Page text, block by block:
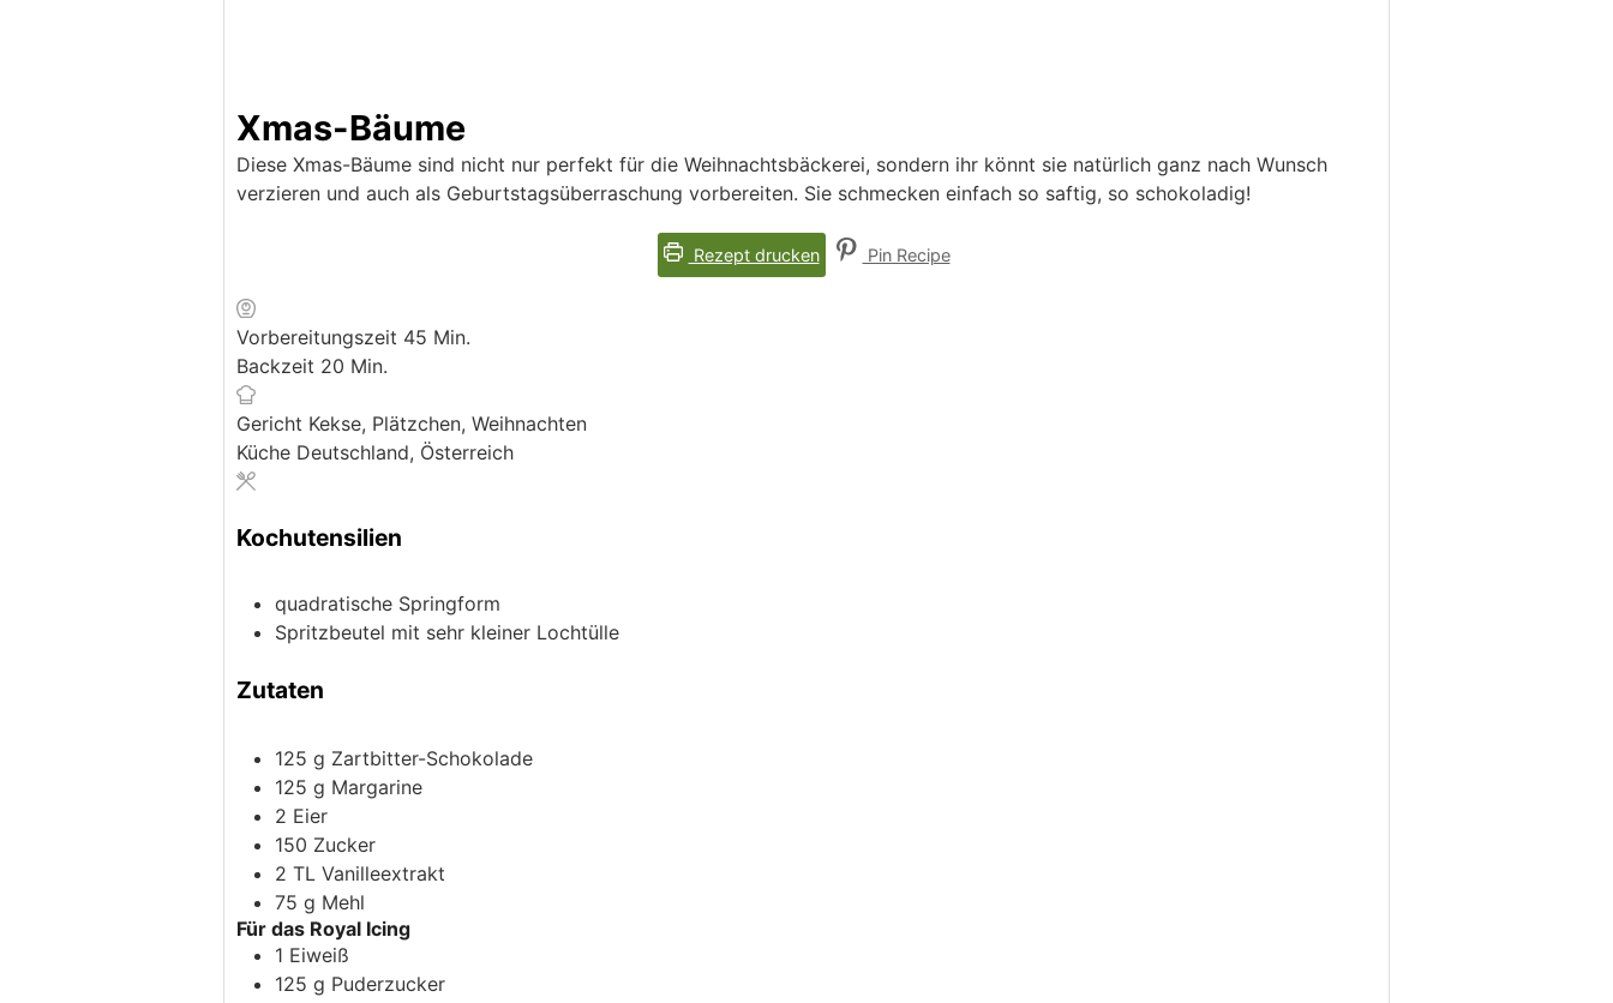
Xmas-Bäume
Diese Xmas-Bäume sind nicht nur perfekt für die Weihnachtsbäckerei, sondern ihr könnt sie natürlich ganz nach Wunsch
verzieren und auch als Geburtstagsüberraschung vorbereiten. Sie schmecken einfach so saftig, so schokoladig!
Rezept drucken Pin Recipe
Vorbereitungszeit 45 Minuten
Min.
Backzeit 20 Minuten
Min.
Gericht Kekse, Plätzchen, Weihnachten
Küche Deutschland, Österreich
Kochutensilien
quadratische Springform
Spritzbeutel mit sehr kleiner Lochtülle
Zutaten
125 g Zartbitter-Schokolade
125 g Margarine
2 Eier
150 Zucker
2 TL Vanilleextrakt
75 g Mehl
Für das Royal Icing
1 Eiweiß
125 g Puderzucker